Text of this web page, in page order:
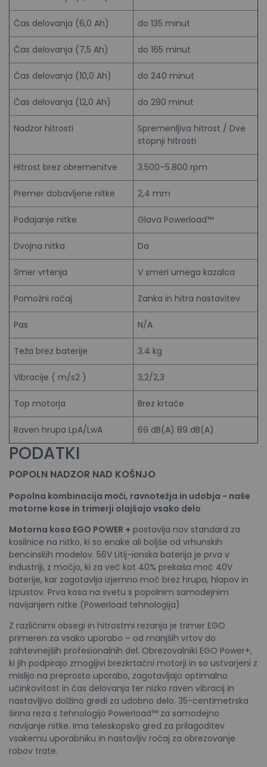
Čas delovanja (6,0 Ah) do 135 minut
Čas delovanja (7,5 Ah) do 165 minut
Čas delovanja (10,0 Ah) do 240 minut
Čas delovanja (12,0 Ah) do 290 minut
Nadzor hitrosti
Spremenljiva hitrost / Dve
stopnji hitrosti
Hitrost brez obremenitve 3.500–5.800 rpm
Premer dobavljene nitke 2,4 mm
Podajanje nitke Glava Powerload™
Dvojna nitka Da
Smer vrtenja V smeri urnega kazalca
Pomožni ročaj Zanka in hitra nastavitev
Pas N/A
Teža brez baterije 3.4 kg
Vibracije ( m/s2 ) 3,2/2,3
Top motorja Brez krtače
Raven hrupa LpA/LwA 69 dB(A) 89 dB(A)
PODATKI
POPOLN NADZOR NAD KOŠNJO
Popolna kombinacija moči, ravnotežja in udobja - naše
motorne kose in trimerji olajšajo vsako delo
Motorna kosa EGO POWER + postavlja nov standard za
kosilnice na nitko, ki so enake ali boljše od vrhunskih
bencinskih modelov. 56V Litij-ionska baterija je prva v
industriji, z močjo, ki za več kot 40% prekaša moč 40V
baterije, kar zagotavlja izjemno moč brez hrupa, hlapov in
izpustov. Prva kosa na svetu s popolnim samodejnim
navijanjem nitke (Powerload tehnologija)
Z različnimi obsegi in hitrostmi rezanja je trimer EGO
primeren za vsako uporabo – od manjših vrtov do
zahtevnejših profesionalnih del. Obrezovalniki EGO Power+,
ki jih podpirajo zmogljivi brezkrtačni motorji in so ustvarjeni z
mislijo na preprosto uporabo, zagotavljajo optimalno
učinkovitost in čas delovanja ter nizko raven vibracij in
nastavljivo dolžino gredi za udobno delo. 35-centimetrska
širina reza s tehnologijo Powerload™ za samodejno
navijanje nitke. Ima teleskopsko gred za prilagoditev
vsakemu uporabniku in nastavljiv ročaj za obrezovanje
robov trate.